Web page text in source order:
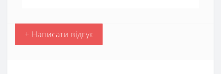
+ Написати відгук